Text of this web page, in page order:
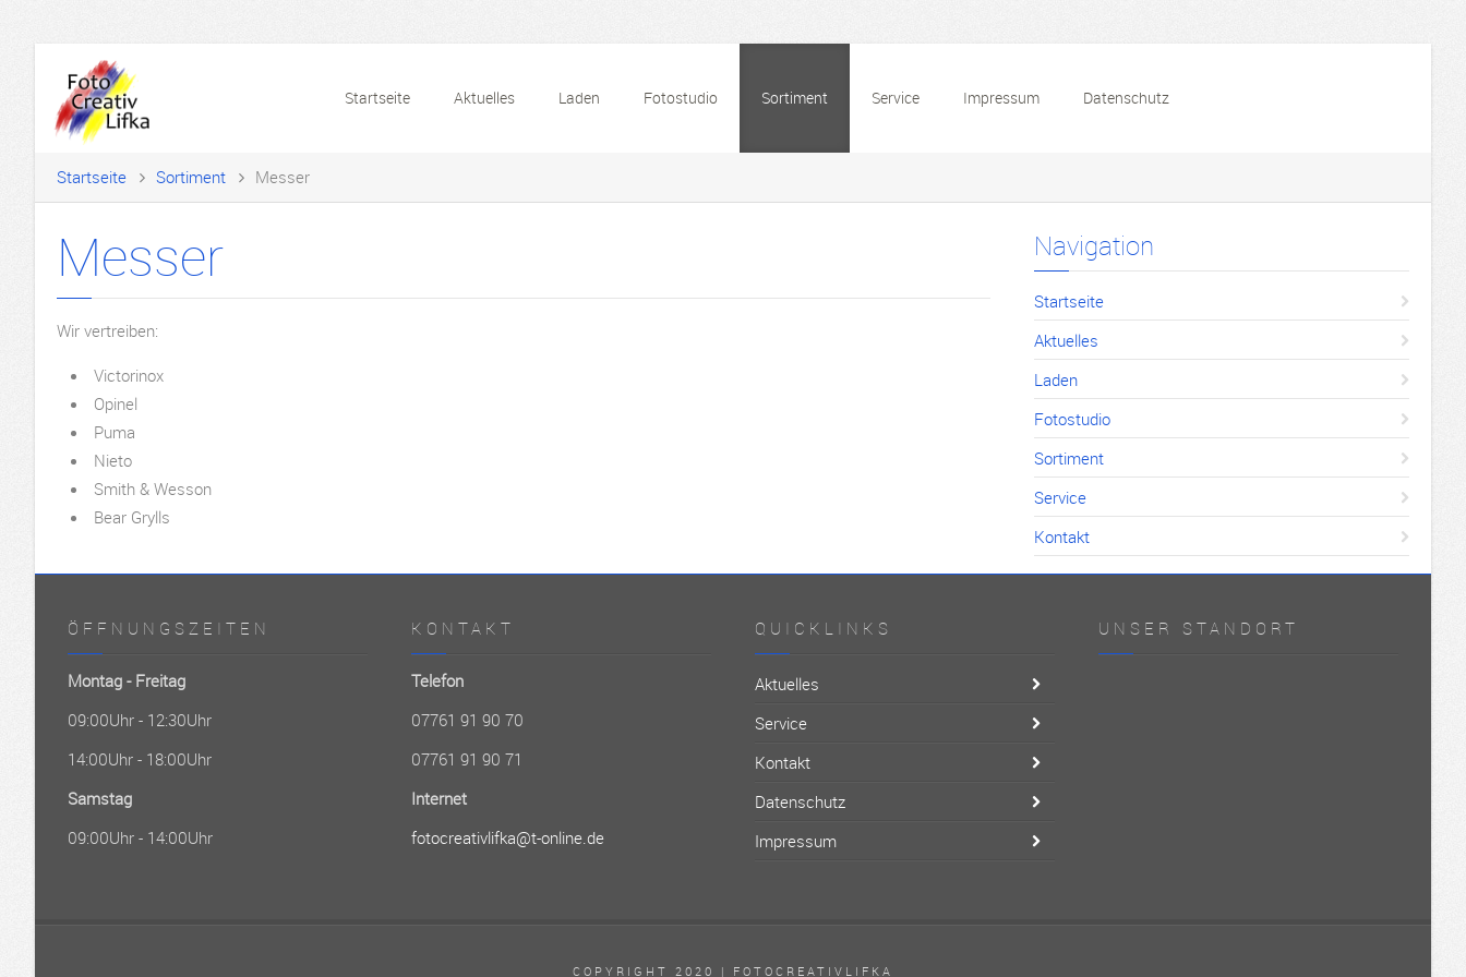
Startseite Aktuelles Laden Fotostudio Sortiment Service Impressum Datenschutz
Startseite Sortiment Messer
Messer
Wir vertreiben:
Victorinox
Opinel
Puma
Nieto
Smith & Wesson
Bear Grylls
Navigation
Startseite
Aktuelles
Laden
Fotostudio
Sortiment
Service
Kontakt
ÖFFNUNGSZEITEN
Montag - Freitag
09:00Uhr - 12:30Uhr
14:00Uhr - 18:00Uhr
Samstag
09:00Uhr - 14:00Uhr
KONTAKT
Telefon
07761 91 90 70
07761 91 90 71
Internet
fotocreativlifka@t-online.de
QUICKLINKS
Aktuelles
Service
Kontakt
Datenschutz
Impressum
UNSER STANDORT
COPYRIGHT 2020 | FOTOCREATIVLIFKA